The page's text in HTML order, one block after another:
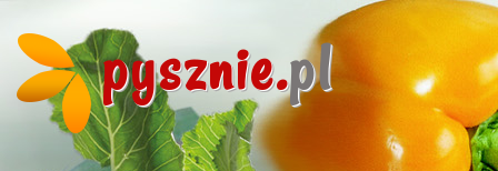
pysznie.pl